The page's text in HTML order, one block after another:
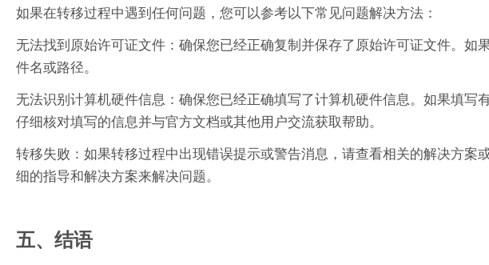
如果在转移过程中遇到任何问题，您可以参考以下常见问题解决方法：
无法找到原始许可证文件：确保您已经正确复制并保存了原始许可证文件。如
件名或路径。
无法识别计算机硬件信息：确保您已经正确填写了计算机硬件信息。如果填
仔细核对填写的信息并与官方文档或其他用户交流获取帮助。
转移失败：如果转移过程中出现错误提示或警告消息，请查看相关的解决方案
细的指导和解决方案来解决问题。
五、结语